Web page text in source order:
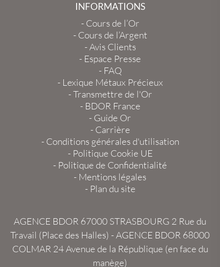
INFORMATIONS
- Cours de l’Or
- Cours de l’Argent
-Avis Clients
- Espace Presse
- FAQ
- Lexique Métaux Précieux
-Transmettre de l'Or
- BDOR France
- Guide Or
- Carrière
- Conditions générales d'utilisation
- Politique Cookie UE
- Politique de Confidentialité
- Mentions légales
- Plan du site
AGENCE BDOR 67000 STRASBOURG 2 Rue du
Travail (Place des Halles) -AGENCE BDOR 68000
COLMAR 24 Avenue de la République (en face du
manège)